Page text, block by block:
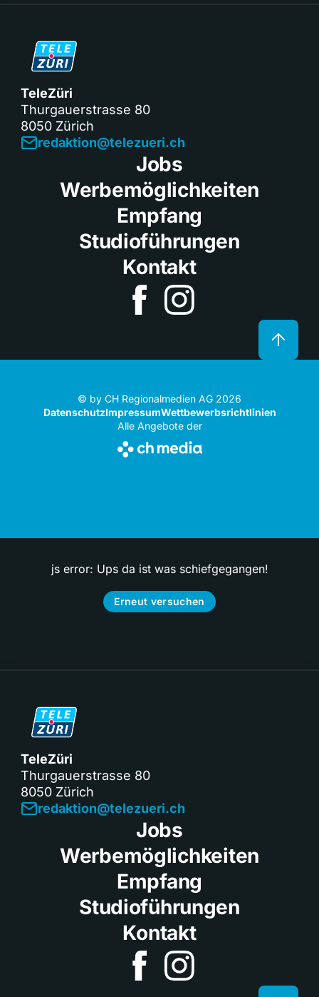
TeleZüri
Thurgauerstrasse 80
8050 Zürich
redaktion@telezueri.ch
Jobs
Werbemöglichkeiten
Empfang
Studioführungen
Kontakt
© by CH Regionalmedien AG 2026
DatenschutzImpressumWettbewerbsrichtlinien
Alle Angebote der
js error: Ups da ist was schiefgegangen!
Erneut versuchen
TeleZüri
Thurgauerstrasse 80
8050 Zürich
redaktion@telezueri.ch
Jobs
Werbemöglichkeiten
Empfang
Studioführungen
Kontakt